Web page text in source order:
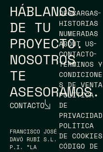
HÁBLANOS
DE TU
PROYECTO.
NOSOTROS
TE
ASESORAMOS.
CONTACTO
FRANCISCO JOSÉ
DAVÓ RUBÍ S.L.
P.I. “LA
DESCARGAS
HISTORIAS
NUMERADAS
ABOUT US
CONTACTO
TÉRMINOS Y
CONDICIONE
S DE VENTA
POLÍTICA
DE
PRIVACIDAD
POLÍTICA
DE COOKIES
CÓDIGO DE